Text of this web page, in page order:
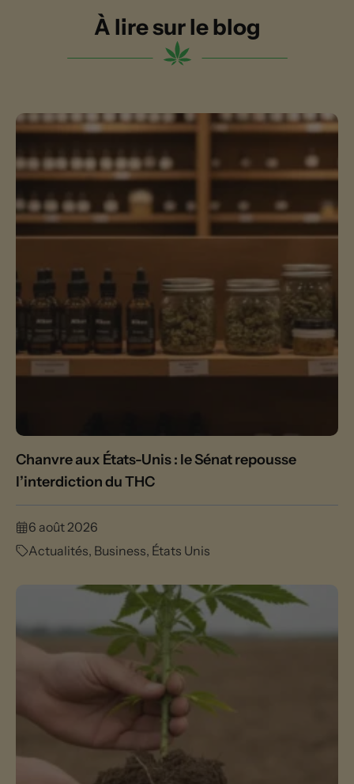
À lire sur le blog
Chanvre aux États-Unis : le Sénat repousse
l’interdiction du THC
6 août 2026
Actualités, Business, États Unis